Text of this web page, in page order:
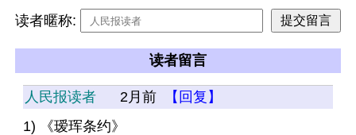
读者暱称:
读者留言
人民报读者 2月前
【回复】
1) 《瑷珲条约》